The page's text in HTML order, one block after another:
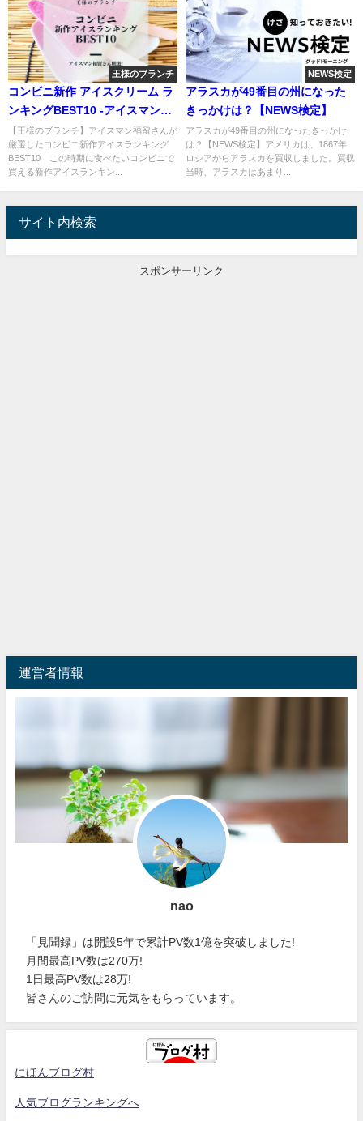
王様のブランチ
コンビニ新作 アイスクリーム ラ
ンキングBEST10 -アイスマン福
留厳選-
【王様のブランチ】アイスマン福留さんが
厳選したコンビニ新作アイスランキング
BEST10 この時期に食べたいコンビニで
買える新作アイスランキン...
NEWS検定
アラスカが49番目の州になった
きっかけは？【NEWS検定】
アラスカが49番目の州になったきっかけ
は？【NEWS検定】アメリカは、1867年
ロシアからアラスカを買収しました。買収
当時、アラスカはあまり...
サイト内検索
スポンサーリンク
運営者情報
nao
「見聞録」は開設5年で累計PV数1億を突破しました!
月間最高PV数は270万!
1日最高PV数は28万!
皆さんのご訪問に元気をもらっています。
にほんブログ村
人気ブログランキングへ